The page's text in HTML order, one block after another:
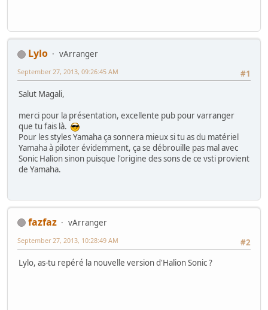
Lylo
vArranger
#1
September 27, 2013, 09:26:45 AM
Salut Magali,
merci pour la présentation, excellente pub pour varranger
que tu fais là.
Pour les styles Yamaha ça sonnera mieux si tu as du matériel
Yamaha à piloter évidemment, ça se débrouille pas mal avec
Sonic Halion sinon puisque l'origine des sons de ce vsti provient
de Yamaha.
fazfaz
vArranger
#2
September 27, 2013, 10:28:49 AM
Lylo, as-tu repéré la nouvelle version d'Halion Sonic ?